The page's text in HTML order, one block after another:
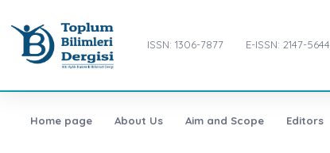
ISSN: 1306-7877 E-ISSN: 2147-5644
Home page About Us Aim and Scope Editors